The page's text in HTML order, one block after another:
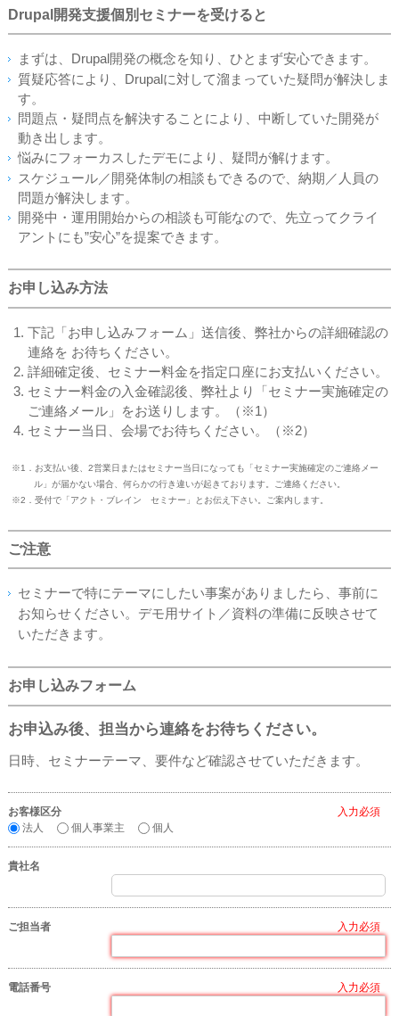
Drupal開発支援個別セミナーを受けると
まずは、Drupal開発の概念を知り、ひとまず安心できます。
質疑応答により、Drupalに対して溜まっていた疑問が解決しま
す。
問題点・疑問点を解決することにより、中断していた開発が
動き出します。
悩みにフォーカスしたデモにより、疑問が解けます。
スケジュール／開発体制の相談もできるので、納期／人員の
問題が解決します。
開発中・運用開始からの相談も可能なので、先立ってクライ
アントにも”安心”を提案できます。
お申し込み方法
下記「お申し込みフォーム」送信後、弊社からの詳細確認の
連絡を お待ちください。
詳細確定後、セミナー料金を指定口座にお支払いください。
セミナー料金の入金確認後、弊社より「セミナー実施確定の
ご連絡メール」をお送りします。（※1）
セミナー当日、会場でお待ちください。（※2）
※1．お支払い後、2営業日またはセミナー当日になっても「セミナー実施確定のご連絡メー
ル」が届かない場合、何らかの行き違いが起きております。ご連絡ください。
※2．受付で「アクト・ブレイン セミナー」とお伝え下さい。ご案内します。
ご注意
セミナーで特にテーマにしたい事案がありましたら、事前に
お知らせください。デモ用サイト／資料の準備に反映させて
いただきます。
お申し込みフォーム
お申込み後、担当から連絡をお待ちください。
日時、セミナーテーマ、要件など確認させていただきます。
お客様区分
法人
個人事業主 個人
貴社名
ご担当者
電話番号